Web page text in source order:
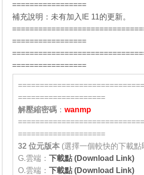
=================
補充說明：未有加入IE 11的更新。
=================
=================
====================
解壓縮密碼 ：wanmp
====================
32 位元版本 (選擇一個較快的下載點
G.雲端：下載點 (Download Link)
O.雲端：下載點 (Download Link)